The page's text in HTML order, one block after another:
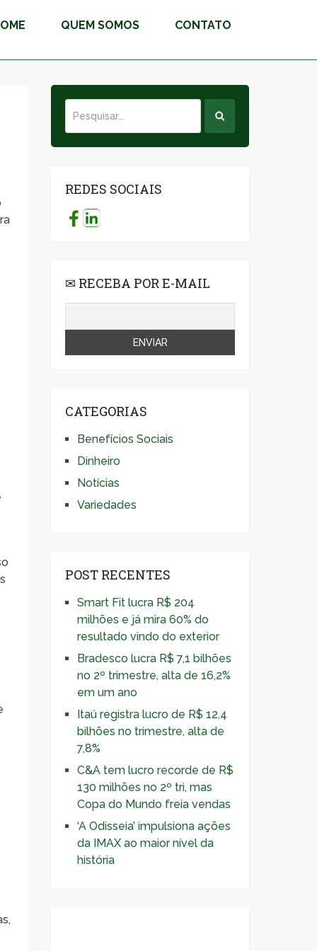
QUEM SOMOS CONTATO
REDES SOCIAIS
✉ RECEBA POR E-MAIL
CATEGORIAS
Benefícios Sociais
Dinheiro
Notícias
Variedades
POST RECENTES
Smart Fit lucra R$ 204
milhões e já mira 60% do
resultado vindo do exterior
Bradesco lucra R$ 7,1 bilhões
no 2º trimestre, alta de 16,2%
em um ano
Itaú registra lucro de R$ 12,4
bilhões no trimestre, alta de
7,8%
C&A tem lucro recorde de R$
130 milhões no 2º tri, mas
Copa do Mundo freia vendas
‘A Odisseia’ impulsiona ações
da IMAX ao maior nível da
história